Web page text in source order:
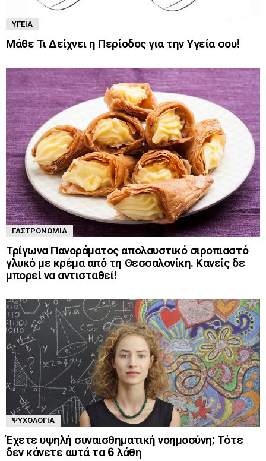
ΥΓΕΊΑ
Μάθε Τι Δείχνει η Περίοδος για την Υγεία σου!
ΓΑΣΤΡΟΝΟΜΊΑ
Τρίγωνα Πανοράματος απολαυστικό σιροπιαστό
γλυκό με κρέμα από τη Θεσσαλονίκη. Κανείς δε
μπορεί να αντισταθεί!
ΨΥΧΟΛΟΓΊΑ
Έχετε υψηλή συναισθηματική νοημοσύνη; Τότε
δεν κάνετε αυτά τα 6 λάθη